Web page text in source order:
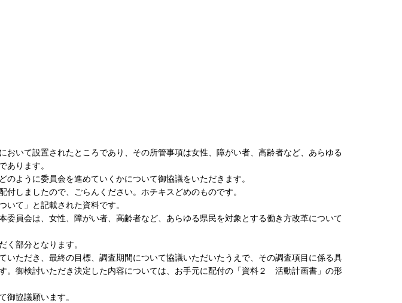
いて設置されたところであり、その所管事項は女性、障がい者、高齢者など、あらゆる
あります。
ように委員会を進めていくかについて御協議をいただきます。
しましたので、ごらんください。ホチキスどめのものです。
て」と記載された資料です。
員会は、女性、障がい者、高齢者など、あらゆる県民を対象とする働き方改革について
部分となります。
ただき、最終の目標、調査期間について協議いただいたうえで、その調査項目に係る具
。御検討いただき決定した内容については、お手元に配付の「資料２ 活動計画書」の形
協議願います。